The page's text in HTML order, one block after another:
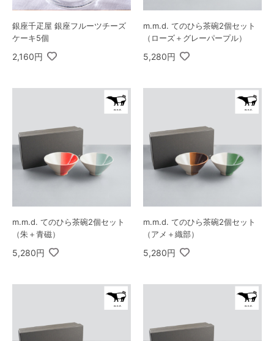
銀座千疋屋 銀座フルーツチーズ
ケーキ5個
2,160円
m.m.d. てのひら茶碗2個セット
（ローズ＋グレーパープル）
5,280円
m.m.d. てのひら茶碗2個セット
（朱＋青磁）
5,280円
m.m.d. てのひら茶碗2個セット
（アメ＋織部）
5,280円